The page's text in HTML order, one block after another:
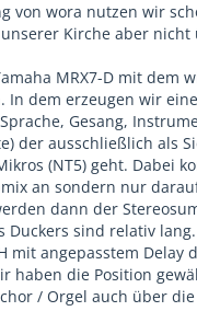
von wora nutzen wir
Kirche aber nicht
MRX7-D mit dem
In dem erzeugen wir
Gesang,
der ausschließlich als
(NT5) geht. Dabei
an sondern nur
dann der
Duckers sind relativ lang.
mit angepasstem Delay
haben die Position
/ Orgel auch über